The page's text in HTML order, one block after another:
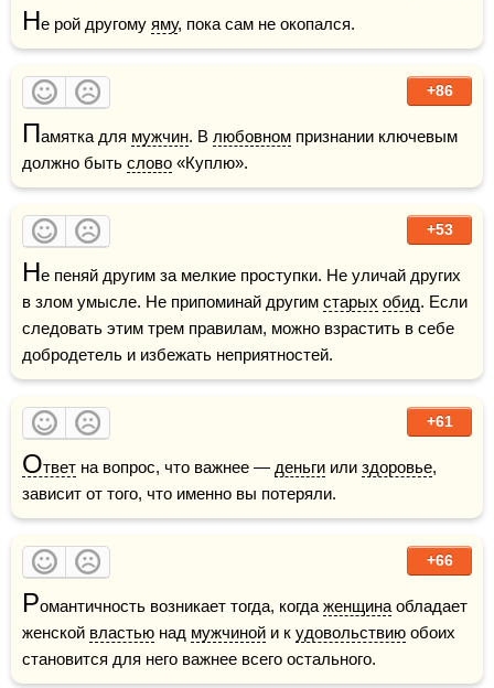
Не рой другому яму, пока сам не окопался.
+86
Памятка для мужчин. В любовном признании ключевым
должно быть слово «Куплю».
+53
Не пеняй другим за мелкие проступки. Не уличай других
в злом умысле. Не припоминай другим старых обид. Если
следовать этим трем правилам, можно взрастить в себе
добродетель и избежать неприятностей.
+61
Ответ на вопрос, что важнее — деньги или здоровье,
зависит от того, что именно вы потеряли.
+66
Романтичность возникает тогда, когда женщина обладает
женской властью над мужчиной и к удовольствию обоих
становится для него важнее всего остального.